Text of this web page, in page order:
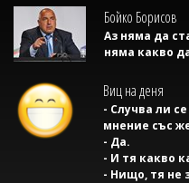
Бойко Борисов
Аз няма да
няма какво
Виц на деня
- Случва ли
мнение със
- Да.
- И тя какво
- Нищо, тя не